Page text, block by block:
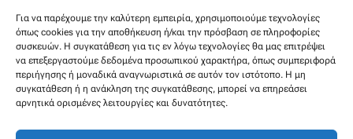
Για να παρέχουμε την καλύτερη εμπειρία, χρησιμοποιούμε τεχνολογίες
όπως cookies για την αποθήκευση ή/και την πρόσβαση σε πληροφορίες
συσκευών. Η συγκατάθεση για τις εν λόγω τεχνολογίες θα μας επιτρέψει
να επεξεργαστούμε δεδομένα προσωπικού χαρακτήρα, όπως συμπεριφορά
περιήγησης ή μοναδικά αναγνωριστικά σε αυτόν τον ιστότοπο. Η μη
συγκατάθεση ή η ανάκληση της συγκατάθεσης, μπορεί να επηρεάσει
αρνητικά ορισμένες λειτουργίες και δυνατότητες.